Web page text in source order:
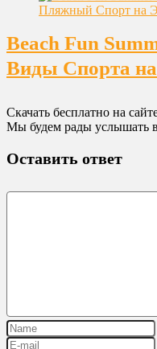
Beach Fun
Виды Спорта
Скачать бесплатно на
Мы будем рады услышать
Оставить ответ